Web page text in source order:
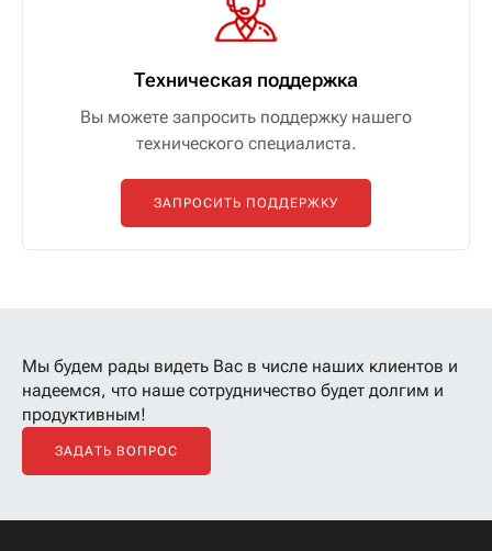
Техническая поддержка
Вы можете запросить поддержку нашего
технического специалиста.
ЗАПРОСИТЬ ПОДДЕРЖКУ
Мы будем рады видеть Вас в числе наших клиентов и
надеемся, что наше сотрудничество будет долгим и
продуктивным!
ЗАДАТЬ ВОПРОС